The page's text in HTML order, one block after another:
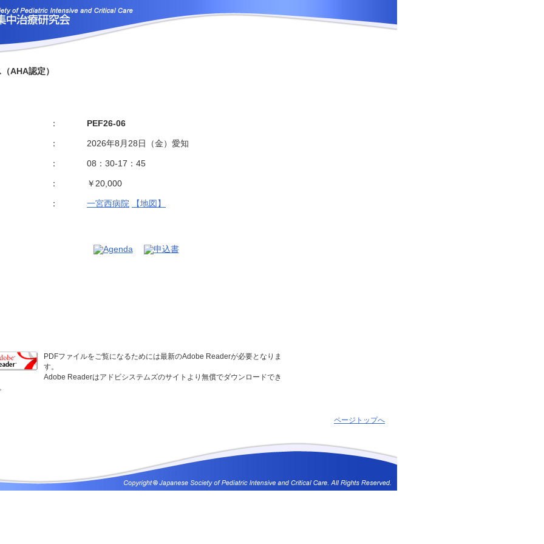
： PEF26-06
： 2026年8月28日（金）愛知
： 08：30-17：45
： ￥20,000
： 一宮西病院 【地図】
PDFファイルをご覧になるためには最新のAdobe Readerが必要となりま
す。
Adobe Readerはアドビシステムズのサイトより無償でダウンロードでき
ページトップへ